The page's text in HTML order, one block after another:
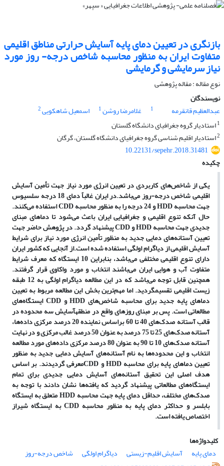
بازنگری در تعیین دمای پایه آسایش حرارتی مناطق اقلیمی
متفاوت ایران به منظور محاسبه شاخص درجه- روز مورد
نیاز سرمایشی و گرمایشی
نوع مقاله : مقاله پژوهشی
نویسندگان
عبدالعظیم قانقرمه
1 غلامرضا روشن1 اسمعیل شاهکویی2
1استادیار گروه جغرافیای دانشگاه گلستان
2استادیار اقلیم شناسی گروه جغرافیای دانشگاه گلستان، گرگان
10.22131/sepehr.2018.31481
چکیده
یکی از شاخصهای کاربردی در تعیین انرژی مورد نیاز جهت تأمین آسایش
اقلیمی شاخص درجه-روز میباشد. در ایران غالباً دمای 18 درجه سلسیوس
جهت محاسبهHDDو 24 درجه را به منظور محاسبه CDDاستفاده میکنند.
حال آنکه تنوع اقلیمی و جغرافیایی ایران باعث میشود تا دماهای مبنای
جدیدی جهت محاسبهHDDوCDDپیشنهاد گردد.در پژوهش حاضر جهت
تعیین آستانههای دمایی جدید به منظور تأمین انرژی مورد نیاز برای شرایط
آسایش اقلیمی از دیاگرام اولگی استفاده شده است.از آنجایی که کشور ایران
دارای تنوع اقلیمی مختلفی می باشد، بنابراین 10 ایستگاه که معرف شرایط
متفاوت آب و هوایی ایران میباشند انتخاب و مورد واکاوی قرار گرفتند.
همچنین قابل توجه می باشد که در این مطالعه دیاگرام اولگی به 12 طبقه
زیست اقلیمی تقسیمگردید. اما مهمترین بخش این مطالعه مربوط به تعیین
دماهای پایه جدید برای محاسبه شاخصهای HDDوCDDایستگاههای
مطالعاتی است. پس بر مبنای روزهای واقع در منطقهآسایش سه محدوده در
قالب آستانه صدکهای 40 تا 60 براساس نماینده 20 درصد مرکزی داده ها،
آستانه صدک های 25 تا 75 درصد به عنوان 50 درصد غالب مرکزی و در نهایت
آستانه صدکهای 10 تا 90 به عنوان 80 درصد مرکزی داده های مورد مطالعه
انتخاب و این محدودهها به نام آستانههای آسایش دمایی جدید به منظور
تعیین دماهای پایه برای محاسبهHDDوCDDمعرفی گردیدند. بر اساس
هدف اصلی این تحقیق آستانههای آسایش دمایی جدیدی برای تمام
ایستگاههای مطالعاتی پیشنهاد گردید که یافتهها نشان دادند با توجه به
صدکهای مختلف، حداقل دمای پایه جهت محاسبهHDDمتعلق به ایستگاه
بابلسر و حداکثر دمای پایه به منظور محاسبه CDDبه ایستگاه شیراز
اختصاص یافته است.
کلیدواژه‌ها
دمای پایه
آسایش اقلیم-زیستی دیاگرام اولگی
شاخص درجه-روز